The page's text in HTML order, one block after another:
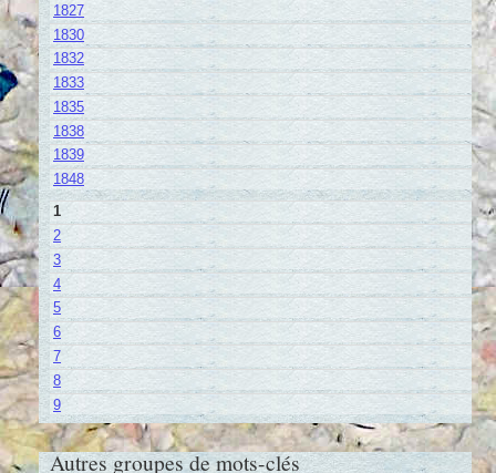
1827
1830
1832
1833
1835
1838
1839
1848
1
2
3
4
5
6
7
8
9
Autres groupes de mots-clés